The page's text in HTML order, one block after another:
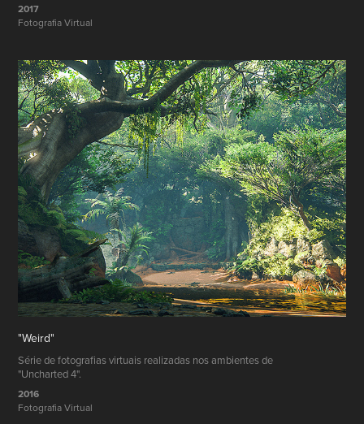
2017
Fotografia Virtual
"Weird"
Série de fotografias virtuais realizadas nos ambientes de
"Uncharted 4".
2016
Fotografia Virtual